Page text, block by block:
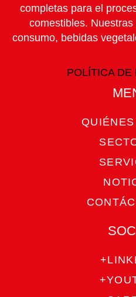
completas para el
comestibles.
consumo, bebidas
POLÍTICA DE